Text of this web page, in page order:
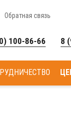
Обратная связь
100-86-66 8